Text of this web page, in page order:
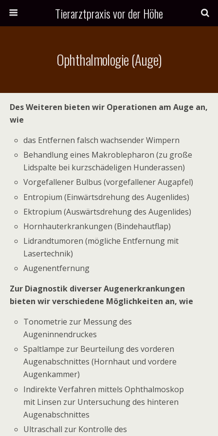
Tierarztpraxis vor der Höhe
Ophthalmologie (Auge)
Des Weiteren bieten wir Operationen am Auge an,
wie
das Entfernen falsch wachsender Wimpern
Behandlung eines Makroblepharon (zu große
Lidspalte bei kurzschädeligen Hunderassen)
Vorgefallener Bulbus (vorgefallener Augapfel)
Entropium (Einwärtsdrehung des Augenlides)
Ektropium (Auswärtsdrehung des Augenlides)
Hornhauterkrankungen (Bindehautflap)
Lidrandtumoren (mögliche Entfernung mit
Lasertechnik)
Augenentfernung
Zur Diagnostik diverser Augenerkrankungen
bieten wir verschiedene Möglichkeiten an, wie
Tonometrie zur Messung des
Augeninnendruckes
Spaltlampe zur Beurteilung des vorderen
Augenabschnittes (Hornhaut und vordere
Augenkammer)
Indirekte Verfahren mittels Ophthalmoskop
mit Linsen zur Untersuchung des hinteren
Augenabschnittes
Ultraschall zur Kontrolle des